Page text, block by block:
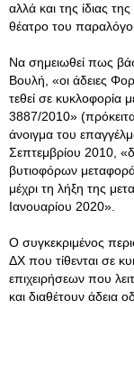
αλλά και της ίδιας
θέατρο του
Να σημειωθεί πως
Βουλή, «οι άδειες
τεθεί σε κυκλοφορία
3887/2010»
άνοιγμα του
Σεπτεμβρίου 2010,
βυτιοφόρων
μέχρι τη λήξη της
Ιανουαρίου 2020».
Ο συγκεκριμένος
ΔΧ που τίθενται σε
επιχειρήσεων που
και διαθέτουν άδεια